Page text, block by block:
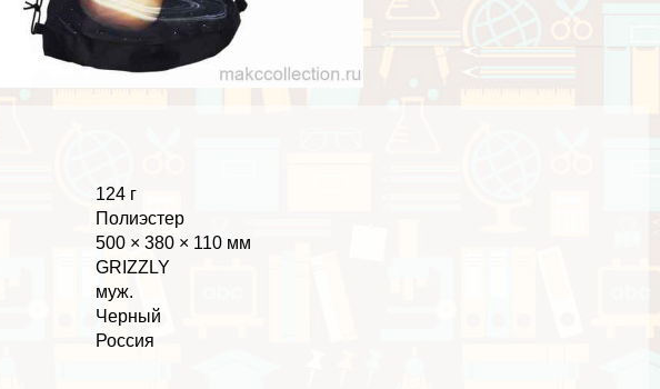
124 г
Полиэстер
500 × 380 × 110 мм
GRIZZLY
муж.
Черный
Россия